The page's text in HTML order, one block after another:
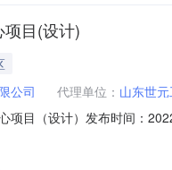
目(设计)
公司 代理单位： 山东世
项目（设计）发布时间：
话：13806394577招标代理